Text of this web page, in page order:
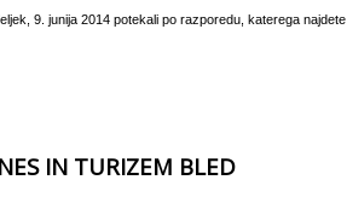
9. junija 2014 potekali po razporedu, katerega najdete
IN TURIZEM BLED